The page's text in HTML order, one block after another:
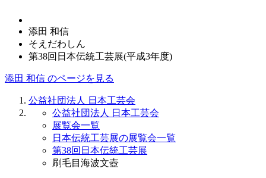
添田 和信
そえだわしん
第38回日本伝統工芸展(平成3年度)
添田 和信 のページを見る
公益社団法人 日本工芸会
公益社団法人 日本工芸会
展覧会一覧
日本伝統工芸展の展覧会一覧
第38回日本伝統工芸展
刷毛目海波文壺